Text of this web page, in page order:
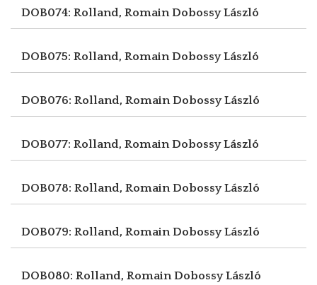
DOB074: Rolland, RomainDobossy László
DOB075: Rolland, RomainDobossy László
DOB076: Rolland, RomainDobossy László
DOB077: Rolland, RomainDobossy László
DOB078: Rolland, RomainDobossy László
DOB079: Rolland, RomainDobossy László
DOB080: Rolland, RomainDobossy László